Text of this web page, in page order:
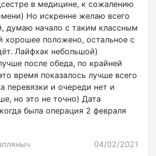
в медицине, к сожалению
Но искренне желаю всего
думаю начало с таким классным
хорошее положено, остальное с
Лайфхак небольшой)
после обеда, по крайней
время показалось лучше всего
перевязки и очереди нет и
но это не точно) Дата
была операция 2 февраля
04/02/2021